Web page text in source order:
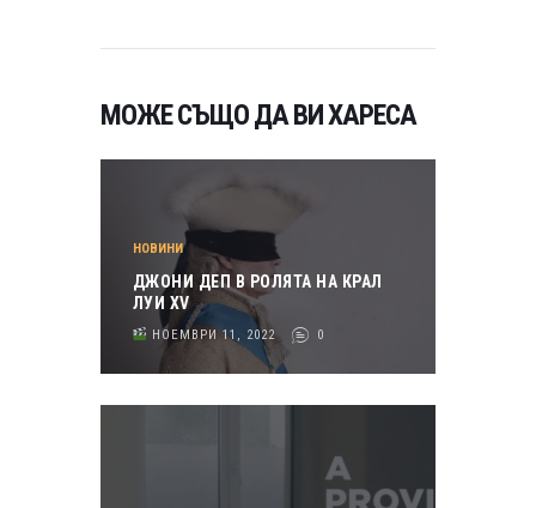
МОЖЕ СЪЩО ДА ВИ ХАРЕСА
НОВИНИ
ДЖОНИ ДЕП В РОЛЯТА НА КРАЛ
ЛУИ XV
НОЕМВРИ 11, 2022 0